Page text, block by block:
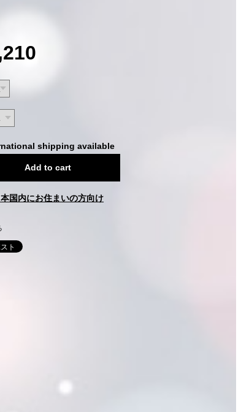
shipping available
Add to cart
本国内にお住まいの方向け